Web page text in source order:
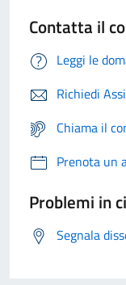
Contatta il
Leggi le
Richiedi
Chiama il
Prenota un
Problemi in
Segnala